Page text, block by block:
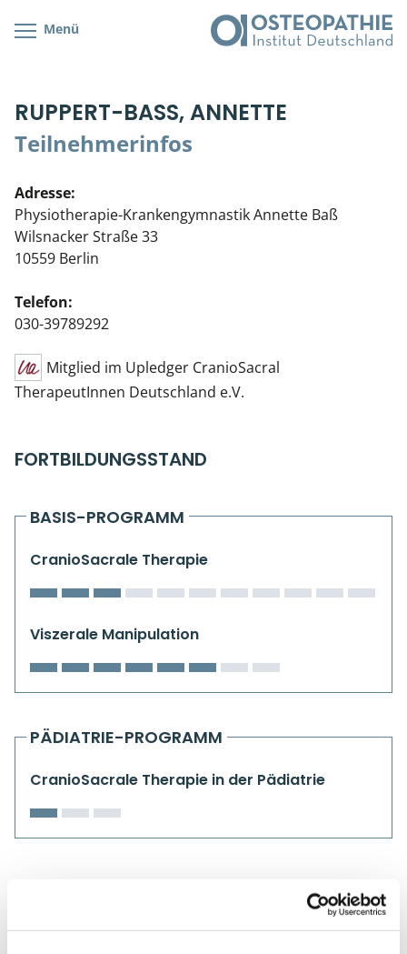
Menü
RUPPERT-BASS, ANNETTE
Teilnehmerinfos
Adresse:
Physiotherapie-Krankengymnastik Annette Baß
Wilsnacker Straße 33
10559 Berlin
Telefon:
030-39789292
Mitglied im Upledger CranioSacral
TherapeutInnen Deutschland e.V.
FORTBILDUNGSSTAND
BASIS-PROGRAMM
CranioSacrale Therapie
Viszerale Manipulation
PÄDIATRIE-PROGRAMM
CranioSacrale Therapie in der Pädiatrie
Cranial/Neurale Osteopathie
Parietale Osteopathie
Viszerale Osteopathie
Klinische & Praktische Kurse
Live Online-Kurse
Postgraduate- & Spezialkurse
CranioSacrale Ausbildung
Kursorte mit Kursangeboten
Bonus-Programm
Veranstaltungsticket DB
Wissenswertes
Teilnehmerliste
Stellenbörse
Soziales Engagement